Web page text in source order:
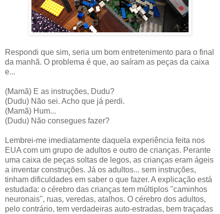
Respondi que sim, seria um bom entretenimento para o final
da manhã. O problema é que, ao saíram as peças da caixa
e...
(Mamã) E as instruções, Dudu?
(Dudu) Não sei. Acho que já perdi.
(Mamã) Hum...
(Dudu) Não consegues fazer?
Lembrei-me imediatamente daquela experiência feita nos
EUA com um grupo de adultos e outro de crianças. Perante
uma caixa de peças soltas de legos, as crianças eram ágeis
a inventar construções. Já os adultos... sem instruções,
tinham dificuldades em saber o que fazer. A explicação está
estudada: o cérebro das crianças tem múltiplos "caminhos
neuronais", ruas, veredas, atalhos. O cérebro dos adultos,
pelo contrário, tem verdadeiras auto-estradas, bem traçadas